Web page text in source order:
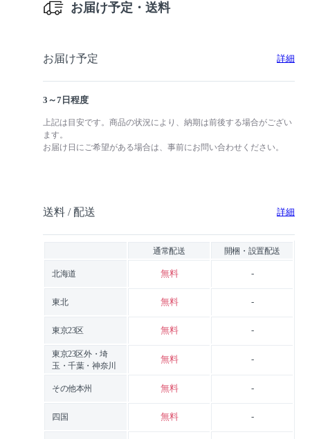
お届け予定・送料
お届け予定 詳細
3～7日程度
上記は目安です。商品の状況により、納期は前後する場合がござい
ます。
お届け日にご希望がある場合は、事前にお問い合わせください。
送料 / 配送 詳細
通常配送 開梱・設置配送
北海道 無料 -
東北 無料 -
東京23区 無料 -
東京23区外・埼
玉・千葉・神奈川
無料 -
その他本州 無料 -
四国 無料 -